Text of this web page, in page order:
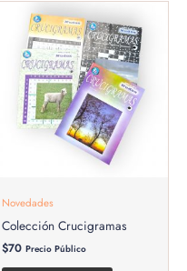
Novedades
Colección Crucigramas
$70 Precio Público